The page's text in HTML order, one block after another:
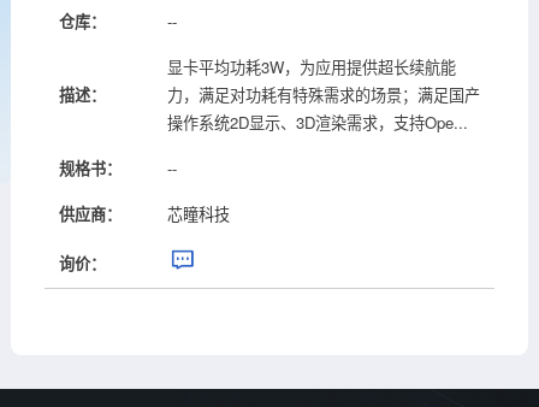
仓库：
--
描述：
显卡平均功耗3W，为应用提供超长续航能
力，满足对功耗有特殊需求的场景；满足国产
操作系统2D显示、3D渲染需求，支持Ope...
规格书：
--
供应商：
芯瞳科技
询价：